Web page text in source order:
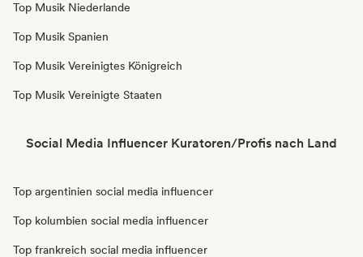
Top Musik Niederlande
Top Musik Spanien
Top Musik Vereinigtes Königreich
Top Musik Vereinigte Staaten
Social Media Influencer Kuratoren/Profis nach Land
Top argentinien social media influencer
Top kolumbien social media influencer
Top frankreich social media influencer